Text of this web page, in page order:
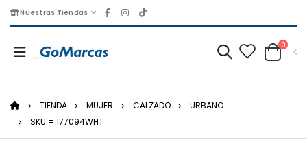
Nuestras Tiendas
0
TIENDA MUJER CALZADO
URBANO
SKU = 177094WHT